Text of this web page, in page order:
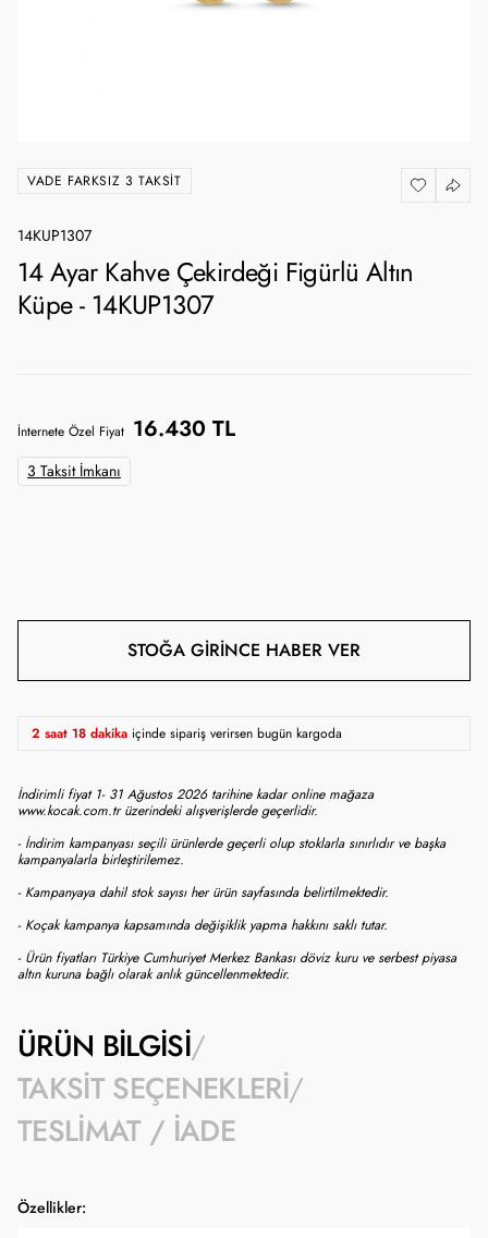
VADE FARKSIZ 3 TAKSIT
14KUP1307
14 Ayar Kahve Çekirdeği Figürlü Altın
Küpe - 14KUP1307
İnternete Özel Fiyat 16.430 TL
3 Taksit İmkanı
STOĞA GIRINCE HABER VER
2 saat 18 dakika içinde sipariş verirsen bugün kargoda
İndirimli fiyat 1- 31 Ağustos 2026 tarihine kadar online mağaza
www.kocak.com.tr üzerindeki alışverişlerde geçerlidir.
- İndirim kampanyası seçili ürünlerde geçerli olup stoklarla sınırlıdır ve başka
kampanyalarla birleştirilemez.
- Kampanyaya dahil stok sayısı her ürün sayfasında belirtilmektedir.
- Koçak kampanya kapsamında değişiklik yapma hakkını saklı tutar.
- Ürün fiyatları Türkiye Cumhuriyet Merkez Bankası döviz kuru ve serbest piyasa
altın kuruna bağlı olarak anlık güncellenmektedir.
ÜRÜN BILGISI
TAKSIT SEÇENEKLERI
TESLIMAT / İADE
Özellikler: